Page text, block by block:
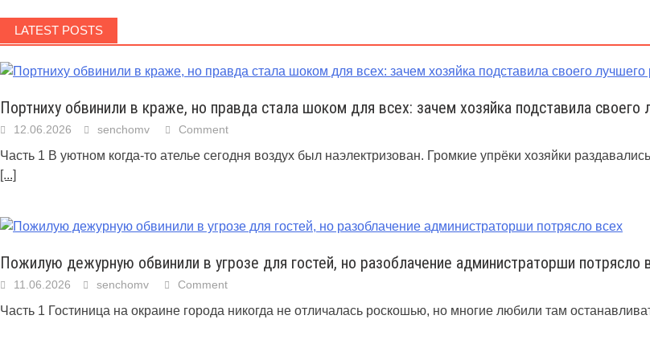
LATEST POSTS
Портниху обвинили в краже, но правда стала шоком для всех: зачем хозяйка подставила своего
12.06.2026 senchomv Comment
Часть 1 В уютном когда-то ателье сегодня воздух был наэлектризован. Громкие упрёки хозяйки
[...]
Пожилую дежурную обвинили в угрозе для гостей, но разоблачение администраторши потрясло
11.06.2026 senchomv Comment
Часть 1 Гостиница на окраине города никогда не отличалась роскошью, но многие любили там